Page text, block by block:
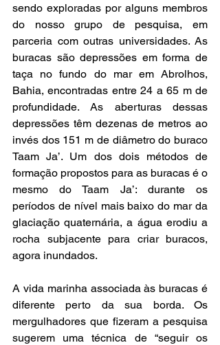
sendo exploradas por alguns membros
do nosso grupo de pesquisa, em
parceria com outras universidades. As
buracas são depressões em forma de
taça no fundo do mar em Abrolhos,
Bahia, encontradas entre 24 a 65 m de
profundidade. As aberturas dessas
depressões têm dezenas de metros ao
invés dos 151 m de diâmetro do buraco
Taam Ja’. Um dos dois métodos de
formação propostos para as buracas é o
mesmo do Taam Ja’: durante os
períodos de nível mais baixo do mar da
glaciação quaternária, a água erodiu a
rocha subjacente para criar buracos,
agora inundados.
A vida marinha associada às buracas é
diferente perto da sua borda. Os
mergulhadores que fizeram a pesquisa
sugerem uma técnica de “seguir os